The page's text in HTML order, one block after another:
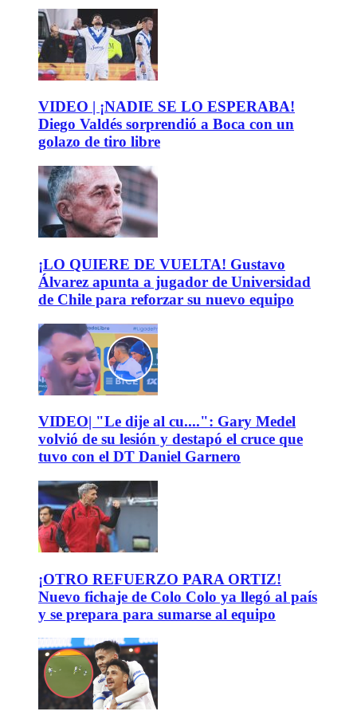
VIDEO | ¡NADIE SE LO ESPERABA!
Diego Valdés sorprendió a Boca con un
golazo de tiro libre
¡LO QUIERE DE VUELTA! Gustavo
Álvarez apunta a jugador de Universidad
de Chile para reforzar su nuevo equipo
VIDEO| "Le dije al cu....": Gary Medel
volvió de su lesión y destapó el cruce que
tuvo con el DT Daniel Garnero
¡OTRO REFUERZO PARA ORTIZ!
Nuevo fichaje de Colo Colo ya llegó al país
y se prepara para sumarse al equipo